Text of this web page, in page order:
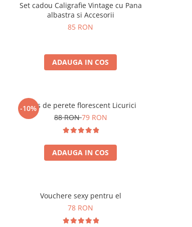
Set cadou Caligrafie Vintage cu Pana
albastra si Accesorii
85 RON
ADAUGA IN COS
-10%
Ceas de perete florescent Licurici
88 RON79 RON
ADAUGA IN COS
Vouchere sexy pentru el
78 RON